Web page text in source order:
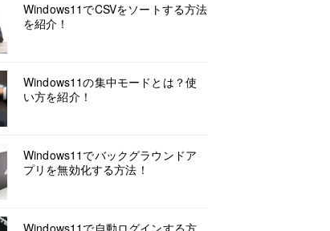
Windows11でCSVをソートする方法
を紹介！
Windows11の集中モードとは？使
い方を紹介！
Windows11でバックグラウンドア
プリを無効化する方法！
Windows11で自動ログインする方